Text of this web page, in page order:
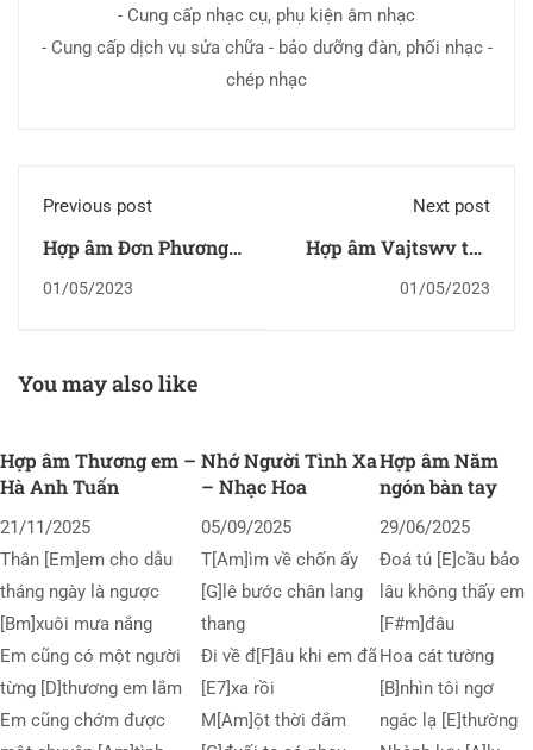
- Cung cấp nhạc cụ, phụ kiện âm nhạc
- Cung cấp dịch vụ sửa chữa - bảo dưỡng đàn, phối nhạc -
chép nhạc
Previous post
Hợp âm Đơn Phương
01/05/2023
Next post
Hợp âm Vajtswv tus
01/05/2023
You may also like
Hợp âm Thương em –
Hà Anh Tuấn
21/11/2025
Thân [Em]em cho dẫu
tháng ngày là ngược
[Bm]xuôi mưa nắng
Em cũng có một người
từng [D]thương em lắm
Em cũng chớm được
Nhớ Người Tình Xa
– Nhạc Hoa
05/09/2025
T[Am]ìm về chốn ấy
[G]lê bước chân lang
thang
Đi về đ[F]âu khi em đã
[E7]xa rồi
M[Am]ột thời đắm
Hợp âm Năm
ngón bàn tay
29/06/2025
Đoá tú [E]cầu bảo
lâu không thấy em
[F#m]đâu
Hoa cát tường
[B]nhìn tôi ngơ
ngác lạ [E]thường